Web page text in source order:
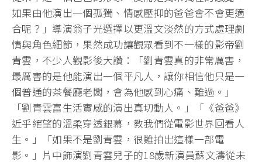
如果由他演出一個孤獨、情感壓抑的爸爸會不會更適
合呢？」導演翁子光選擇以更溫文淡然的方式處理劇
情與角色細節，果然成功讓觀眾看到不一樣的影帝劉
青雲，不少人觀影後大讚：「劉青雲真的非常厲害，
最厲害的是他能演出一個平凡人，讓你相信他只是一
個普通的茶餐廳老闆，會為他感到心痛、難過。」
「劉青雲富生活實感的演出真切動人。」「《爸爸》
近乎絕望的溫柔穿透銀幕，教我們從電影世界回看人
生。」「如果不是劉青雲，很難拍出這樣一部電
影。」片中飾演劉青雲兒子的18歲新演員蘇文濤從未